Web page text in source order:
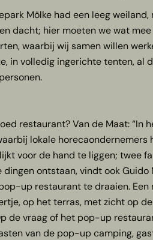
Mölke had een leeg
dacht; hier moeten we wat
waarbij wij samen willen
volledig ingerichte tenten, al
restaurant? Van de Maat:
lokale
voor de hand te liggen;
ontstaan, vindt ook
up restaurant te draaien.
op het terras, met zicht op
de vraag of het pop-up
van de pop-up camping,